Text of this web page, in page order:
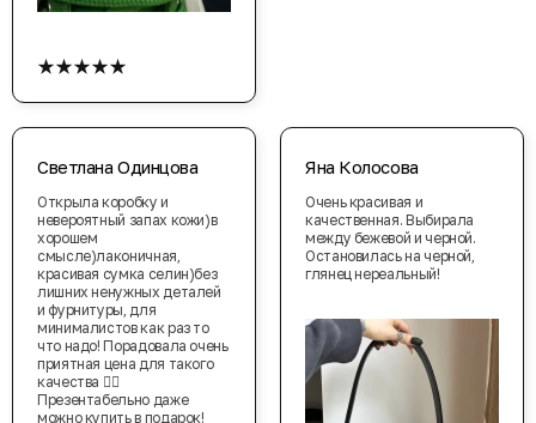
★★★★★
Светлана Одинцова
Открыла коробку и
невероятный запах кожи)в
хорошем
смысле)лаконичная,
красивая сумка селин)без
лишних ненужных деталей
и фурнитуры, для
минималистов как раз то
что надо! Порадовала очень
приятная цена для такого
качества 👍🏼
Презентабельно даже
можно купить в подарок!
Яна Колосова
Очень красивая и
качественная. Выбирала
между бежевой и черной.
Остановилась на черной,
глянец нереальный!